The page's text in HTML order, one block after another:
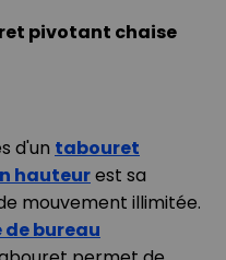
pivotant chaise
d'un tabouret
hauteurest sa
mouvement illimitée.
de bureau